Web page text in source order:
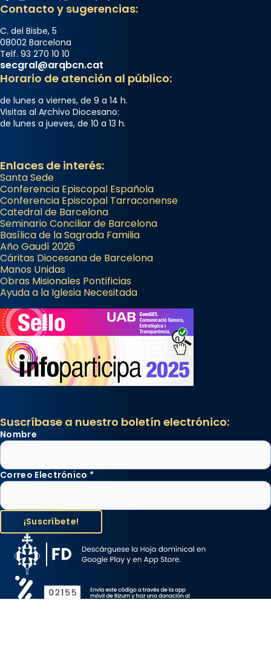
Contacto y sugerencias:
C. del Bisbe, 5
08002 Barcelona
Telf. 93 270 10 10
secgral@arqbcn.cat
Horario de atención al público:
de lunes a viernes, de 9 a 14 h.
Visitas al Archivo Diocesano:
de lunes a jueves, de 10 a 13 h.
Enlaces de interés:
Santa Sede
Conferencia Episcopal Española
Conferencia Episcopal Tarraconense
Catedral de Barcelona
Seminario Conciliar de Barcelona
Basílica de la Sagrada Familia
Año Gaudí 2026
Cáritas Diocesana de Barcelona
Manos Unidas
Obras Misionales Pontificias
Ayuda a la Iglesia Necesitada
Suscríbase a nuestro boletín electrónico:
Nombre
Correo Electrónico *